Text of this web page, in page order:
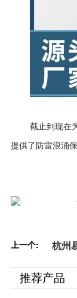
截止到现在
提供了防雷浪涌保
上一个:
杭州
护器-
制[杭
推荐产品